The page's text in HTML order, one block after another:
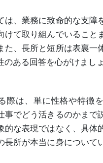
は、業務に致命的な支障
けて取り組んでいること
た、長所と短所は表裏一
のある回答を心がけましょ
際は、単に性格や特徴
事でどう活きるのかまで
的な表現ではなく、具体
長所が本当に身について